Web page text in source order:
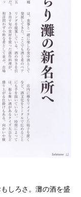
しろさ。灘の酒を盛